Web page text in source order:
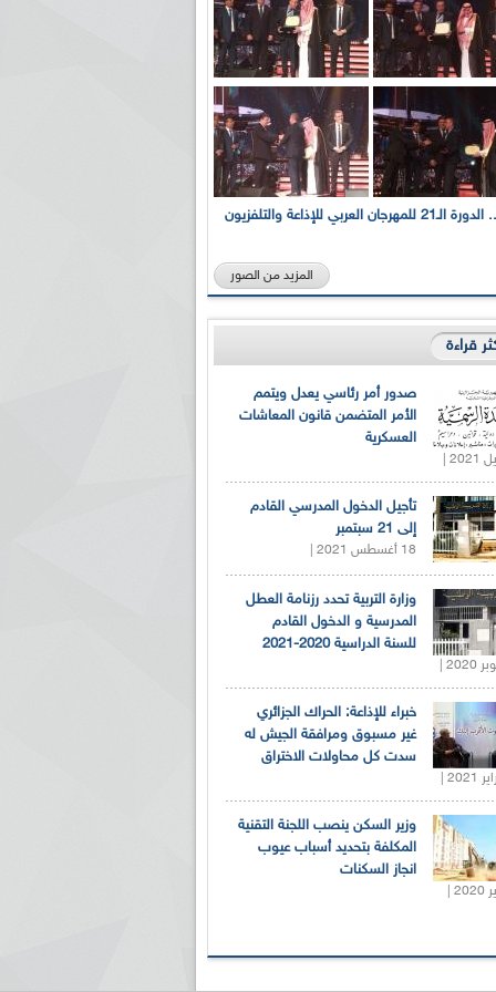
بالصور... الدورة الـ21 للمهرجان العربي للإذاعة والتلفزيون
المزيد من الصور
قراءة
صدور أمر رئاسي يعدل ويتمم
الأمر المتضمن قانون المعاشات
العسكرية
تأجيل الدخول المدرسي القادم
إلى 21 سبتمبر
18 أغسطس 2021 |
وزارة التربية تحدد رزنامة العطل
المدرسية و الدخول القادم
للسنة الدراسية 2020-2021
خبراء للإذاعة: الحراك الجزائري
غير مسبوق ومرافقة الجيش له
سدت كل محاولات الاختراق
وزير السكن ينصب اللجنة التقنية
المكلفة بتحديد أسباب عيوب
انجاز السكنات